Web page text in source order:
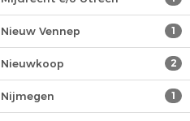
1
Nieuw Vennep
2
Nieuwkoop
1
Nijmegen